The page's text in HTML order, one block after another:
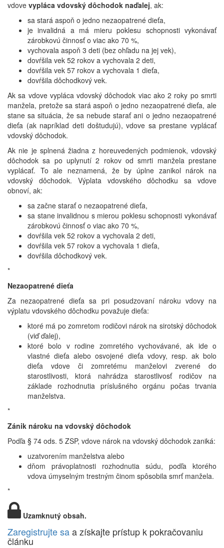
vdove vypláca vdovský dôchodok naďalej, ak:
sa stará aspoň o jedno nezaopatrené dieťa,
je invalidná a má mieru poklesu schopnosti vykonávať
zárobkovú činnosť o viac ako 70 %,
vychovala aspoň 3 deti (bez ohľadu na jej vek),
dovŕšila vek 52 rokov a vychovala 2 deti,
dovŕšila vek 57 rokov a vychovala 1 dieťa,
dovŕšila dôchodkový vek.
Ak sa vdove vypláca vdovský dôchodok viac ako 2 roky po smrti
manžela, pretože sa stará aspoň o jedno nezaopatrené dieťa, ale
stane sa situácia, že sa nebude starať ani o jedno nezaopatrené
dieťa (ak napríklad deti doštudujú), vdove sa prestane vyplácať
vdovský dôchodok.
Ak nie je splnená žiadna z horeuvedených podmienok, vdovský
dôchodok sa po uplynutí 2 rokov od smrti manžela prestane
vyplácať. To ale neznamená, že by úplne zanikol nárok na
vdovský dôchodok. Výplata vdovského dôchodku sa vdove
obnoví, ak:
sa začne starať o nezaopatrené dieťa,
sa stane invalidnou s mierou poklesu schopnosti vykonávať
zárobkovú činnosť o viac ako 70 %,
dovŕšila vek 52 rokov a vychovala 2 deti,
dovŕšila vek 57 rokov a vychovala 1 dieťa,
dovŕšila dôchodkový vek.
*
Nezaopatrené dieťa
Za nezaopatrené dieťa sa pri posudzovaní nároku vdovy na
výplatu vdovského dôchodku považuje dieťa:
ktoré má po zomretom rodičovi nárok na sirotský dôchodok
(viď ďalej),
ktoré bolo v rodine zomretého vychovávané, ak ide o
vlastné dieťa alebo osvojené dieťa vdovy, resp. ak bolo
dieťa vdove či zomretému manželovi zverené do
starostlivosti, ktorá nahrádza starostlivosť rodičov na
základe rozhodnutia príslušného orgánu počas trvania
manželstva.
*
Zánik nároku na vdovský dôchodok
Podľa § 74 ods. 5 ZSP, vdove nárok na vdovský dôchodok zaniká:
uzatvorením manželstva alebo
dňom právoplatnosti rozhodnutia súdu, podľa ktorého
vdova úmyselným trestným činom spôsobila smrť manžela.
*
Uzamknutý obsah.
Zaregistrujte saa získajte prístup k pokračovaniu
článku